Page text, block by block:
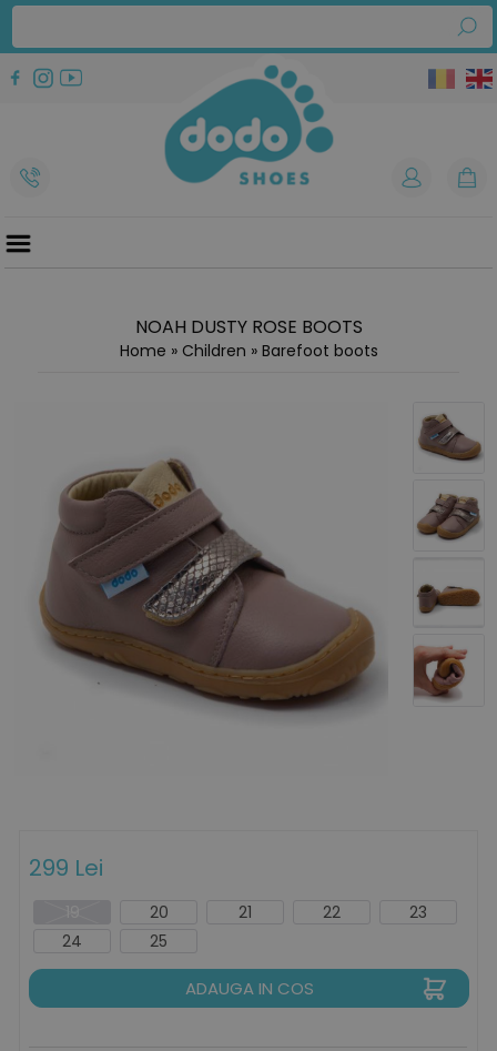
NOAH DUSTY ROSE BOOTS
Home » Children » Barefoot boots
299 Lei
20 21 22
23
24
25
ADAUGA IN COS